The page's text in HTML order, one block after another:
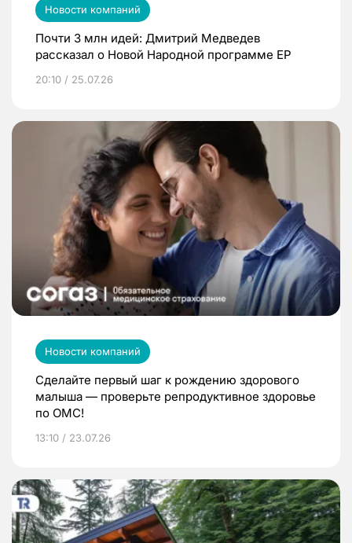
Новости компаний
Почти 3 млн идей: Дмитрий Медведев
рассказал о Новой Народной программе ЕР
20:10 / 25.07.26
Новости компаний
Сделайте первый шаг к рождению здорового
малыша — проверьте репродуктивное здоровье
по ОМС!
13:10 / 23.07.26